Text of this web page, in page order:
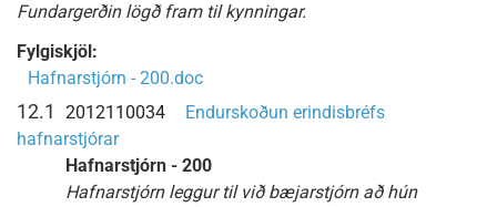
Fundargerðin lögð fram til kynningar.
Fylgiskjöl:
Hafnarstjórn - 200.doc
12.1 2012110034
Endurskoðun erindisbréfs
hafnarstjórar
Hafnarstjórn - 200
Hafnarstjórn leggur til við bæjarstjórn að hún